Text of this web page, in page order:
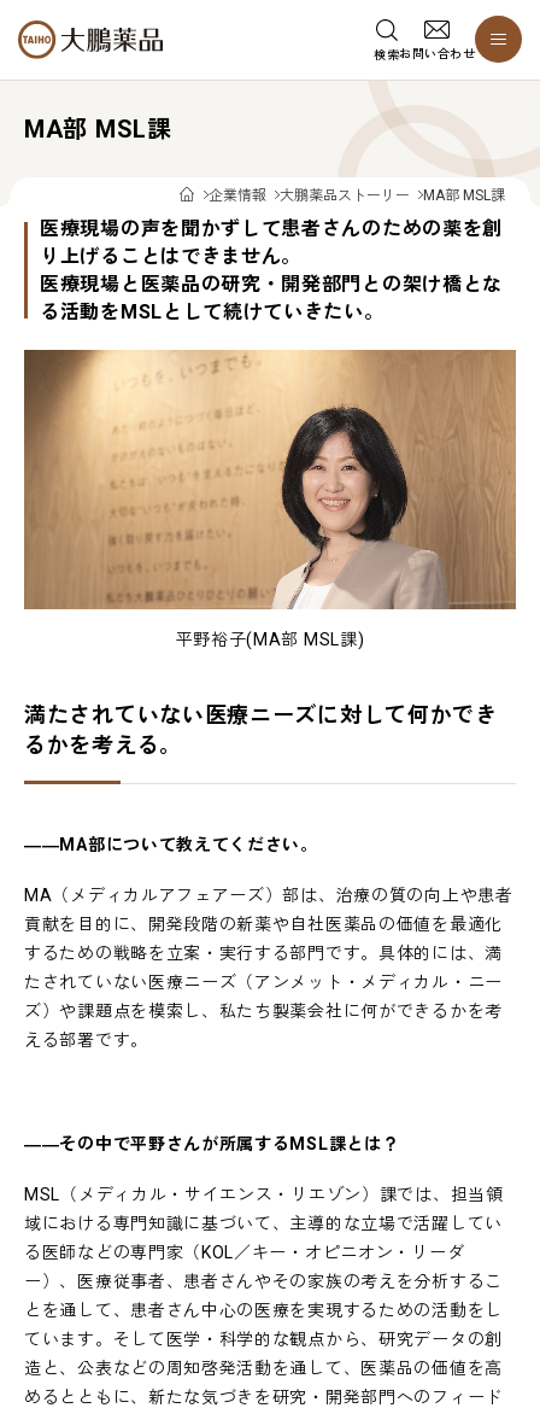
検索お問い合わせ
MA部 MSL課
企業情報 大鵬薬品ストーリー MA部 MSL課
医療現場の声を聞かずして患者さんのための薬を創
り上げることはできません。
医療現場と医薬品の研究・開発部門との架け橋とな
る活動をMSLとして続けていきたい。
平野裕子(MA部 MSL課)
満たされていない医療ニーズに対して何かでき
るかを考える。
――MA部について教えてください。
MA（メディカルアフェアーズ）部は、治療の質の向上や患者
貢献を目的に、開発段階の新薬や自社医薬品の価値を最適化
するための戦略を立案・実行する部門です。具体的には、満
たされていない医療ニーズ（アンメット・メディカル・ニー
ズ）や課題点を模索し、私たち製薬会社に何ができるかを考
える部署です。
――その中で平野さんが所属するMSL課とは？
MSL（メディカル・サイエンス・リエゾン）課では、担当領
域における専門知識に基づいて、主導的な立場で活躍してい
る医師などの専門家（KOL／キー・オピニオン・リーダ
ー）、医療従事者、患者さんやその家族の考えを分析するこ
とを通して、患者さん中心の医療を実現するための活動をし
ています。そして医学・科学的な観点から、研究データの創
造と、公表などの周知啓発活動を通して、医薬品の価値を高
めるとともに、新たな気づきを研究・開発部門へのフィード